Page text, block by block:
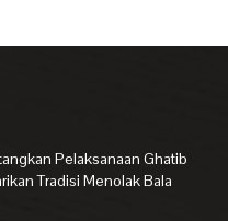
Pelaksanaan Ghatib
Tradisi Menolak Bala